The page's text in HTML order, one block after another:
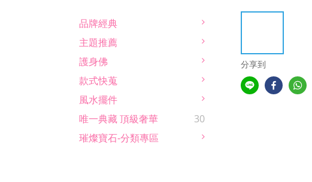
品牌經典
主題推薦
護身佛
款式快蒐
風水擺件
唯一典藏 頂級奢華
30
璀燦寶石-分類專區
分享到